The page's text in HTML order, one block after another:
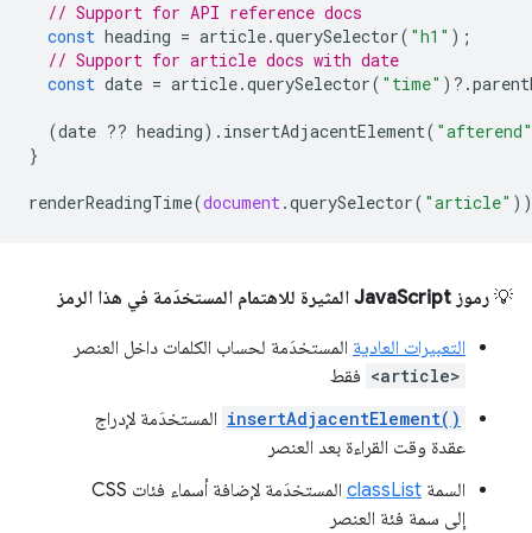
// Support for API reference docs
const heading = article.querySelector( "h1" );
// Support for article docs with date
const date = article.querySelector( "time" ) ? .
(date ?? heading). insertAdjacentElement( "afterend"
}
renderReadingTime(document.querySelector( "article"
💡 رموز JavaScript المثيرة للاهتمام المستخدَمة في هذا الرمز
التعبيرات العادية المستخدَمة لحساب الكلمات داخل العنصر
<article> فقط
insertAdjacentElement() المستخدَمة لإدراج
عقدة وقت القراءة بعد العنصر
السمة classList
المستخدَمة لإضافة أسماء فئات CSS
إلى سمة فئة العنصر